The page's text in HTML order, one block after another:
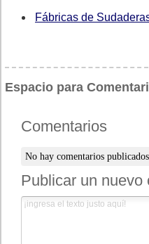
Fábricas de
Espacio para
Comentarios
No hay comentarios publicados
Publicar un nuevo